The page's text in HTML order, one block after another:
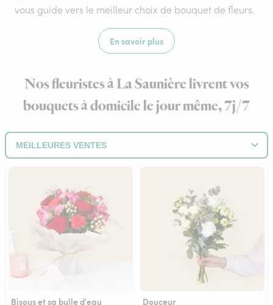
vous guide vers le meilleur choix de bouquet de fleurs.
En savoir plus
Nos fleuristes à La Saunière livrent vos
bouquets à domicile le jour même, 7j/7
Bisous et sa bulle d'eau Douceur